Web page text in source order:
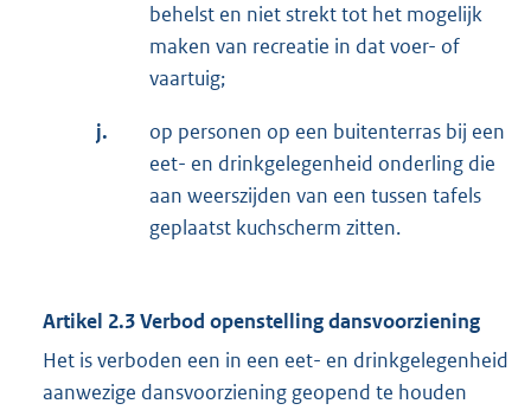
behelst en niet strekt tot het mogelijk
maken van recreatie in dat voer- of
vaartuig;
j.
op personen op een buitenterras bij een
eet- en drinkgelegenheid onderling die
aan weerszijden van een tussen tafels
geplaatst kuchscherm zitten.
Artikel 2.3 Verbod openstelling dansvoorziening
Het is verboden een in een eet- en drinkgelegenheid
aanwezige dansvoorziening geopend te houden